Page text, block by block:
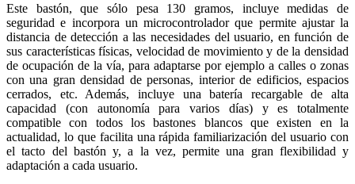
Este bastón, que sólo pesa 130 gramos, incluye medidas de
seguridad e incorpora un microcontrolador que permite ajustar la
distancia de detección a las necesidades del usuario, en función de
sus características físicas, velocidad de movimiento y de la densidad
de ocupación de la vía, para adaptarse por ejemplo a calles o zonas
con una gran densidad de personas, interior de edificios, espacios
cerrados, etc. Además, incluye una batería recargable de alta
capacidad (con autonomía para varios días) y es totalmente
compatible con todos los bastones blancos que existen en la
actualidad, lo que facilita una rápida familiarización del usuario con
el tacto del bastón y, a la vez, permite una gran flexibilidad y
adaptación a cada usuario.